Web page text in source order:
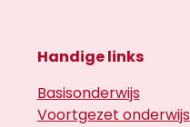
Handige links
Basisonderwijs
Voortgezet onderwijs